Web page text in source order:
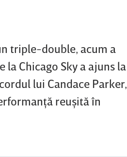
triple-double, acum a
Chicago Sky a ajuns la
lui Candace Parker,
reuşită în